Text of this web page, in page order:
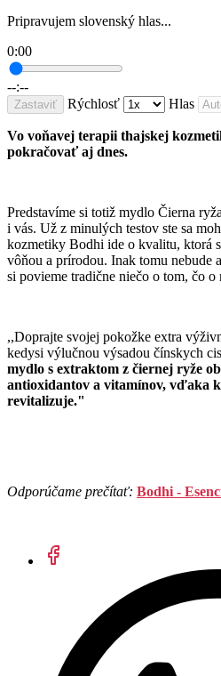
Pripravujem slovenský hlas...
0:00
--:--
Zastaviť Rýchlosť Hlas
Vo voňavej terapii thajskej
pokračovať aj dnes.
Predstavíme si totiž mydlo Čierna
i vás. Už z minulých testov ste sa
kozmetiky Bodhi ide o kvalitu, ktorá
vôňou a prírodou. Inak tomu nebude
si povieme tradične niečo o tom, čo
,,Doprajte svojej pokožke extra
kedysi výlučnou výsadou čínskych
mydlo s extraktom z čiernej ryže
antioxidantov a vitamínov, vďaka
revitalizuje."
Odporúčame prečítať: Bodhi -